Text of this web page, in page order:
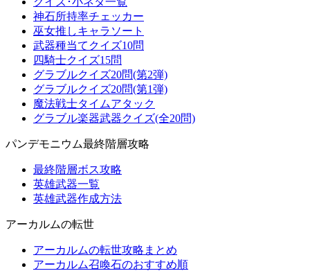
神石所持率チェッカー
巫女推しキャラソート
武器種当てクイズ10問
四騎士クイズ15問
グラブルクイズ20問(第2弾)
グラブルクイズ20問(第1弾)
魔法戦士タイムアタック
グラブル楽器武器クイズ(全20問)
パンデモニウム最終階層攻略
最終階層ボス攻略
英雄武器一覧
英雄武器作成方法
アーカルムの転世
アーカルムの転世攻略まとめ
アーカルム召喚石のおすすめ順